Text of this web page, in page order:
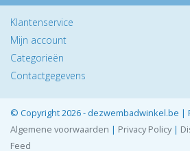
Klantenservice
Mijn account
Categorieën
Contactgegevens
© Copyright 2026 - dezwembadwinkel.be |
Algemene voorwaarden | Privacy Policy|
Feed